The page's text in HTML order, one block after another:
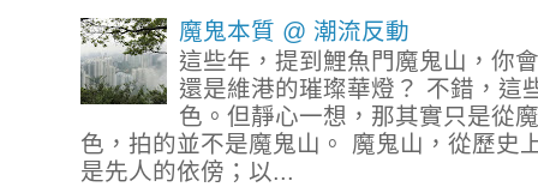
魔鬼本質 @ 潮流反動
這些年，提到鯉魚門魔鬼山，你
還是維港的璀璨華燈？ 不錯，這
色。但靜心一想，那其實只是從
色，拍的並不是魔鬼山。 魔鬼山，從歷史
是先人的依傍；以...